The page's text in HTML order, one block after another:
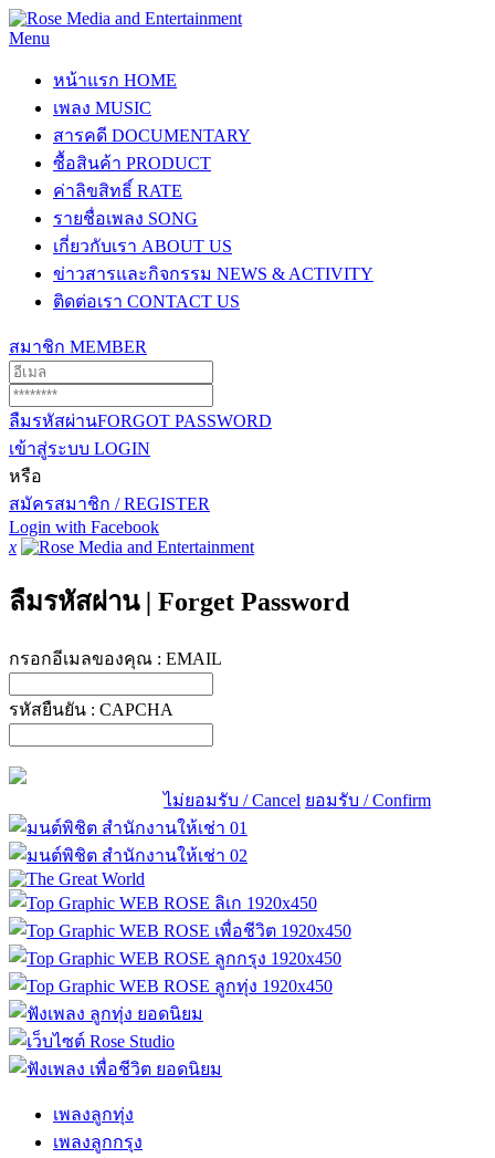
Menu
หน้าแรก HOME
เพลง MUSIC
สารคดี DOCUMENTARY
ซื้อสินค้า PRODUCT
ค่าลิขสิทธิ์ RATE
รายชื่อเพลง SONG
เกี่ยวกับเรา ABOUT US
ข่าวสารและกิจกรรม NEWS & ACTIVITY
ติดต่อเรา CONTACT US
สมาชิก MEMBER
ลืมรหัสผ่านFORGOT PASSWORD
เข้าสู่ระบบ LOGIN
หรือ
สมัครสมาชิก / REGISTER
Login with Facebook
x
ลืมรหัสผ่าน | Forget Password
กรอกอีเมลของคุณ : EMAIL
รหัสยืนยัน : CAPCHA
ไม่ยอมรับ / Cancel ยอมรับ / Confirm
เพลงลูกทุ่ง
เพลงลูกกรุง